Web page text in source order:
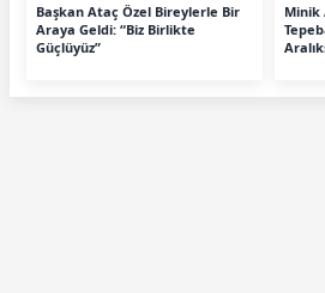
Başkan Ataç Özel Bireylerle Bir
Araya Geldi: “Biz Birlikte
Güçlüyüz”
Minik